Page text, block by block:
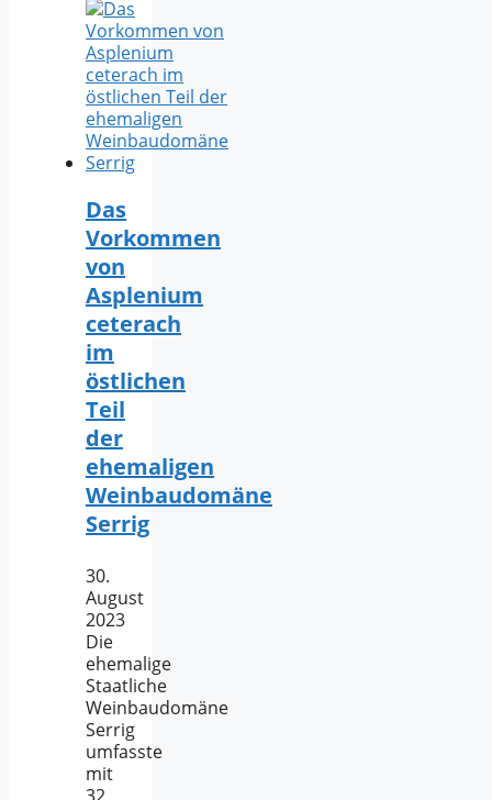
Das
Vorkommen
von
Asplenium
ceterach
im
östlichen
Teil
der
ehemaligen
Weinbaudomäne
Serrig
30.
August
2023
Die
ehemalige
Staatliche
Weinbaudomäne
Serrig
umfasste
mit
32